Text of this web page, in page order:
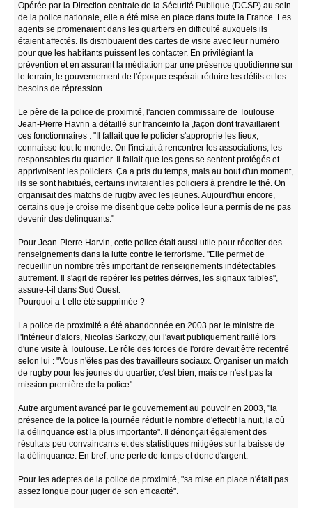
Opérée par la Direction centrale de la Sécurité Publique (DCSP) au sein
de la police nationale, elle a été mise en place dans toute la France. Les
agents se promenaient dans les quartiers en difficulté auxquels ils
étaient affectés. Ils distribuaient des cartes de visite avec leur numéro
pour que les habitants puissent les contacter. En privilégiant la
prévention et en assurant la médiation par une présence quotidienne sur
le terrain, le gouvernement de l'époque espérait réduire les délits et les
besoins de répression.
Le père de la police de proximité, l'ancien commissaire de Toulouse
Jean-Pierre Havrin a détaillé sur franceinfo la ,façon dont travaillaient
ces fonctionnaires : "Il fallait que le policier s'approprie les lieux,
connaisse tout le monde. On l'incitait à rencontrer les associations, les
responsables du quartier. Il fallait que les gens se sentent protégés et
apprivoisent les policiers. Ça a pris du temps, mais au bout d'un moment,
ils se sont habitués, certains invitaient les policiers à prendre le thé. On
organisait des matchs de rugby avec les jeunes. Aujourd'hui encore,
certains que je croise me disent que cette police leur a permis de ne pas
devenir des délinquants."
Pour Jean-Pierre Harvin, cette police était aussi utile pour récolter des
renseignements dans la lutte contre le terrorisme. "Elle permet de
recueillir un nombre très important de renseignements indétectables
autrement. Il s'agit de repérer les petites dérives, les signaux faibles",
assure-t-il dans Sud Ouest.
Pourquoi a-t-elle été supprimée ?
La police de proximité a été abandonnée en 2003 par le ministre de
l'Intérieur d'alors, Nicolas Sarkozy, qui l'avait publiquement raillé lors
d'une visite à Toulouse. Le rôle des forces de l'ordre devait être recentré
selon lui : "Vous n'êtes pas des travailleurs sociaux. Organiser un match
de rugby pour les jeunes du quartier, c'est bien, mais ce n'est pas la
mission première de la police".
Autre argument avancé par le gouvernement au pouvoir en 2003, "la
présence de la police la journée réduit le nombre d'effectif la nuit, la où
la délinquance est la plus importante". Il dénonçait également des
résultats peu convaincants et des statistiques mitigées sur la baisse de
la délinquance. En bref, une perte de temps et donc d'argent.
Pour les adeptes de la police de proximité, "sa mise en place n'était pas
assez longue pour juger de son efficacité".